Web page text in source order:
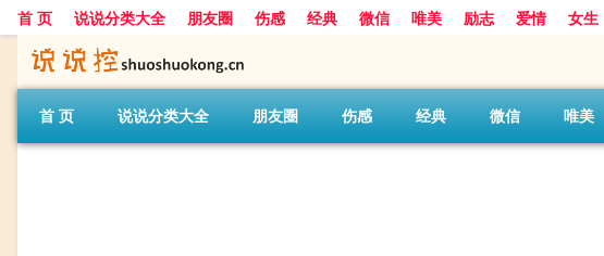
首 页 说说分类大全 朋友圈 伤感 经典 微信 唯美 励志 爱情 女生
首 页 说说分类大全 朋友圈 伤感 经典 微信 唯美